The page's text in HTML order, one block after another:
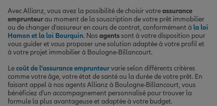
Avec Allianz, vous avez la possibilité de choisir votreassurance
emprunteurau moment de la souscription de votre prêt immobilier
ou de changer d'assureur en cours de contrat, conformément à la loi
Hamon et la loi Bourquin. Nos agentssont à votre disposition pour
vous guider et vous proposer une solution adaptée à votre profil et
à votre projet immobilier à Boulogne-Billancourt.
Lecoût de l'assurance emprunteurvarie selon différents critères
comme votre âge, votre état de santé ou la durée de votre prêt. En
faisant appel à nos agents Allianz à Boulogne-Billancourt, vous
bénéficiez d'un accompagnement personnalisé pour trouver la
formule la plus avantageuse et adaptée à votre budget.